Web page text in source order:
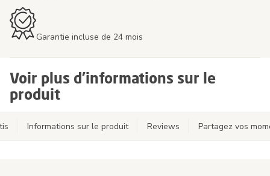
Garantie incluse de 24 mois
Voir plus d'informations sur le
produit
Informations sur le produit Reviews Partagez vos